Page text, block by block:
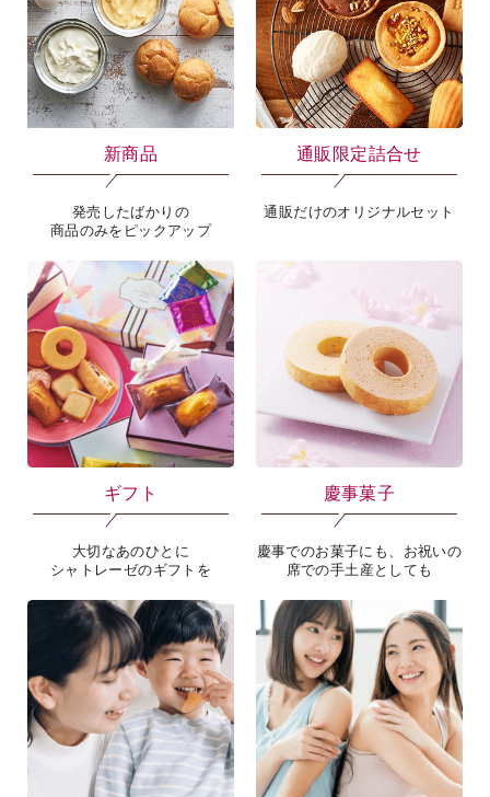
新商品
発売したばかりの
商品のみをピックアップ
通販限定詰合せ
通販だけのオリジナルセット
ギフト
大切なあのひとに
シャトレーゼのギフトを
慶事菓子
慶事でのお菓子にも、お祝いの
席での手土産としても